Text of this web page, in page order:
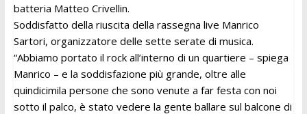
batteria Matteo Crivellin.
Soddisfatto della riuscita della rassegna live Manrico
Sartori, organizzatore delle sette serate di musica.
“Abbiamo portato il rock all’interno di un quartiere – spiega
Manrico – e la soddisfazione più grande, oltre alle
quindicimila persone che sono venute a far festa con noi
sotto il palco, è stato vedere la gente ballare sul balcone di